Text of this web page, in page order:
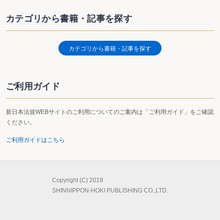
カテゴリから書籍・記事を探す
カテゴリから書籍・記事を探す
ご利用ガイド
新日本法規WEBサイトのご利用についてのご案内は「ご利用ガイド」をご確認
ください。
ご利用ガイドはこちら
Copyright (C) 2019
SHINNIPPON-HOKI PUBLISHING CO.,LTD.